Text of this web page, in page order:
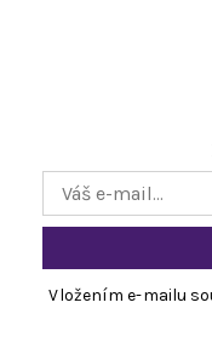
Vložením e-mailu